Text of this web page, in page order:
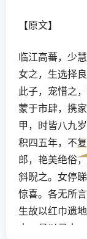
【原文】
临江高蕃，少
女之，生选择
此子，宠惜之
蒙于市肆，携
甲，时皆八九
积四五年，不
郎，艳美绝俗
斜睨之。女停
惊喜。各无所
生故以红巾遗
中，易以己巾